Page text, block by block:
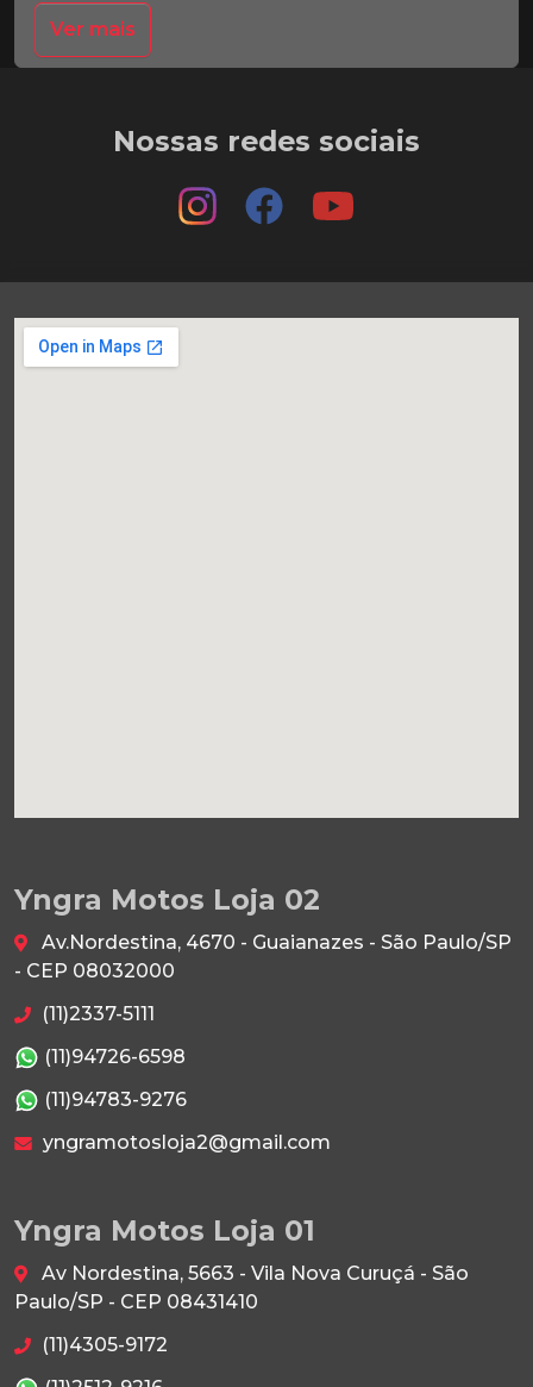
Ver mais
Nossas redes sociais
Yngra Motos Loja 02
Av.Nordestina, 4670 - Guaianazes - São Paulo/SP
- CEP 08032000
(11)2337-5111
(11)94726-6598
(11)94783-9276
yngramotosloja2@gmail.com
Yngra Motos Loja 01
Av Nordestina, 5663 - Vila Nova Curuçá - São
Paulo/SP - CEP 08431410
(11)4305-9172